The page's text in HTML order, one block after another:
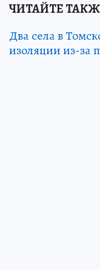
ЧИТАЙТЕ
Два села в
изоляции из-за